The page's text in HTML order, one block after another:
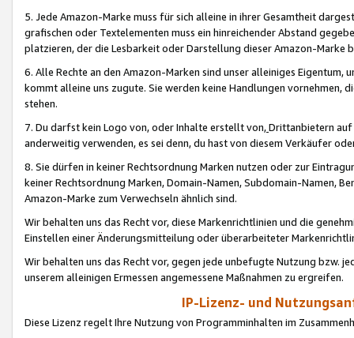
5. Jede Amazon-Marke muss für sich alleine in ihrer Gesamtheit
grafischen oder Textelementen muss ein hinreichender Abstand
platzieren, der die Lesbarkeit oder Darstellung dieser Amazon-Marke
6. Alle Rechte an den Amazon-Marken sind unser alleiniges
kommt alleine uns zugute. Sie werden keine Handlungen vornehmen,
stehen.
7. Du darfst kein Logo von, oder Inhalte erstellt von,Drittanbietern auf
anderweitig verwenden, es sei denn, du hast von diesem Verkäufer
8. Sie dürfen in keiner Rechtsordnung Marken nutzen oder zur
keiner Rechtsordnung Marken, Domain-Namen, Subdomain-Namen,
Amazon-Marke zum Verwechseln ähnlich sind.
Wir behalten uns das Recht vor, diese Markenrichtlinien und die
Einstellen einer Änderungsmitteilung oder überarbeiteter
Wir behalten uns das Recht vor, gegen jede unbefugte Nutzung bzw.
unserem alleinigen Ermessen angemessene Maßnahmen zu ergreifen.
IP-Lizenz- und
Diese Lizenz regelt Ihre Nutzung von Programminhalten im